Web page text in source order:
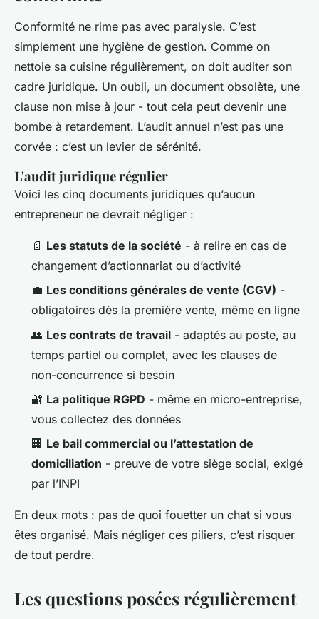
Conformité ne rime pas avec paralysie. C’est
simplement une hygiène de gestion. Comme on
nettoie sa cuisine régulièrement, on doit auditer son
cadre juridique. Un oubli, un document obsolète, une
clause non mise à jour - tout cela peut devenir une
bombe à retardement. L’audit annuel n’est pas une
corvée : c’est un levier de sérénité.
L'audit juridique régulier
Voici les cinq documents juridiques qu’aucun
entrepreneur ne devrait négliger :
📄 Les statuts de la société - à relire en cas de
changement d’actionnariat ou d’activité
💼 Les conditions générales de vente (CGV) -
obligatoires dès la première vente, même en ligne
👥 Les contrats de travail - adaptés au poste, au
temps partiel ou complet, avec les clauses de
non-concurrence si besoin
🔐 La politique RGPD - même en micro-entreprise,
vous collectez des données
🏢 Le bail commercial ou l’attestation de
domiciliation - preuve de votre siège social, exigé
par l’INPI
En deux mots : pas de quoi fouetter un chat si vous
êtes organisé. Mais négliger ces piliers, c’est risquer
de tout perdre.
Les questions posées régulièrement